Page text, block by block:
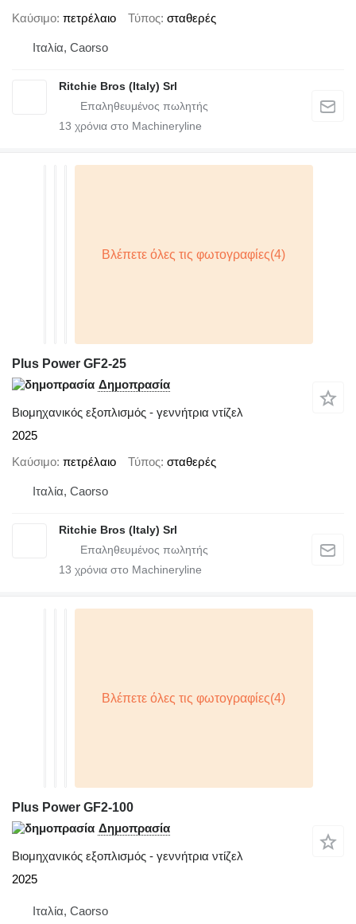
Καύσιμο πετρέλαιο Τύπος σταθερές
Ιταλία, Caorso
Ritchie Bros (Italy) Srl
13 χρόνια στο Machineryline
Plus Power GF2-25
Δημοπρασία
Βιομηχανικός εξοπλισμός - γεννήτρια ντίζελ
2025
Καύσιμο πετρέλαιο Τύπος σταθερές
Ιταλία, Caorso
Ritchie Bros (Italy) Srl
13 χρόνια στο Machineryline
Plus Power GF2-100
Δημοπρασία
Βιομηχανικός εξοπλισμός - γεννήτρια ντίζελ
2025
Ιταλία, Caorso